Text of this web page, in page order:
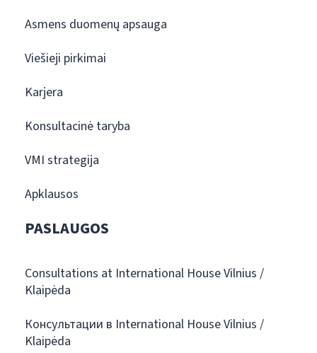
Asmens duomenų apsauga
Viešieji pirkimai
Karjera
Konsultacinė taryba
VMI strategija
Apklausos
PASLAUGOS
Consultations at International House Vilnius /
Klaipėda
Консультации в International House Vilnius /
Klaipėda